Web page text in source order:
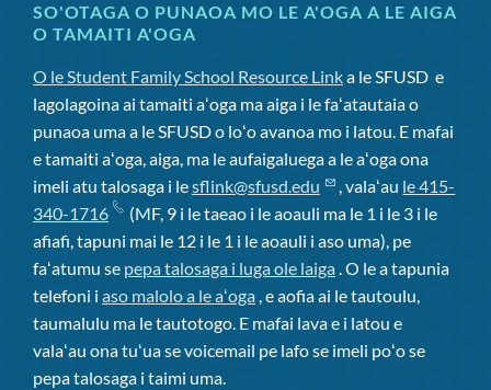
SO'OTAGA O PUNAOA MO LE A'OGA A LE AIGA
O TAMAITI A'OGA
O le Student Family School Resource Linka le SFUSD e
lagolagoina ai tamaiti aʻoga ma aiga i le faʻatautaia o
punaoa uma a le SFUSD o loʻo avanoa mo i latou. E mafai
e tamaiti aʻoga, aiga, ma le aufaigaluega a le aʻoga ona
imeli atu talosaga i lesflink@sfusd.edu , valaʻau le 415-
340-1716
(MF, 9 i le taeao i le aoauli ma le 1 i le 3 i le
afiafi, tapuni mai le 12 i le 1 i le aoauli i aso uma), pe
faʻatumu se pepa talosaga i luga ole laiga. O le a tapunia
telefoni i aso malolo a le aʻoga , e aofia ai le tautoulu,
taumalulu ma le tautotogo. E mafai lava e i latou e
valaʻau ona tuʻua se voicemail pe lafo se imeli poʻo se
pepa talosaga i taimi uma.